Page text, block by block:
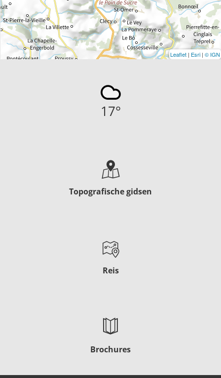
Leaflet | Esri | © IGN
17°
Topografische gidsen
Reis
Brochures